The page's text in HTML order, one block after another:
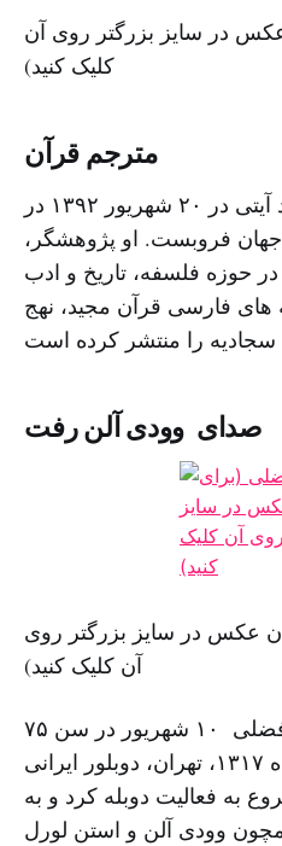
در سایز بزرگتر روی آن
کلیک کنید)
مترجم قرآن
عبدالمحمد آیتی عبدالمحمد آیتی در ۲۰ شهریور ۱۳۹۲ در
جهان فروبست. او پژوهشگر،
حوزه فلسفه، تاریخ و ادب
فارسی قرآن مجید، نهج
صدای وودی آلن رفت
عکس در سایز بزرگتر روی
آن کلیک کنید)
علی اصغر خواجه افضلی ۱۰ شهریور در سن ۷۵
سالگی در گذشت. او زاده ۱۳۱۷، تهران، دوبلور ایرانی
از سال ۱۳۳۹ شروع به فعالیت دوبله کرد و به
وودی آلن و استن لورل